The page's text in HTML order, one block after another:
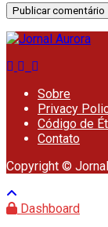
Sobre
Privacy
Código de
Contato
Copyright ©
Dashboard